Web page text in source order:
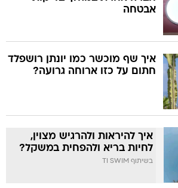
אבטחה
איך שף מוכשר כמו יונתן רושפלד
חתום על כזו ארוחה גרועה?
איך להיראות ולהרגיש מצוין,
לחיות בריא ולהפחית במשקל?
בשיתוף TI SWIM